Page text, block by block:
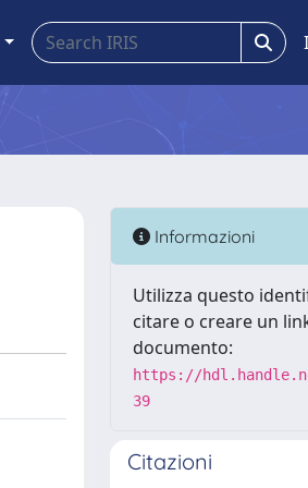
Informazioni
Utilizza questo
citare o creare un
documento:
https://
39
Citazioni